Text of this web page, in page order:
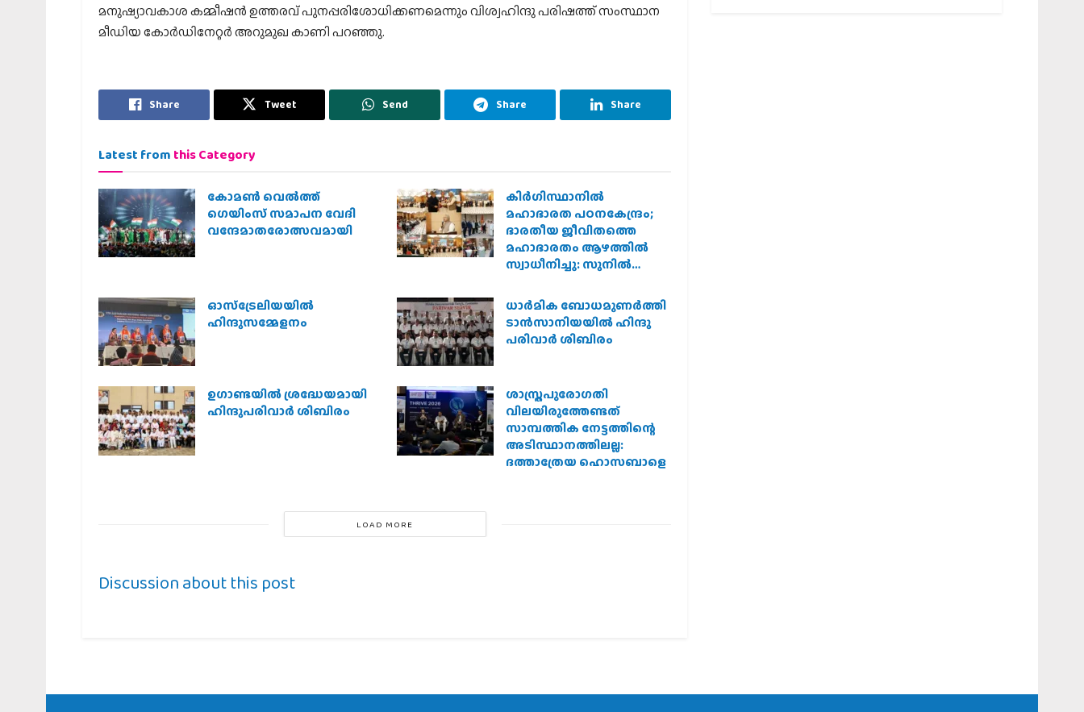
മനുഷ്യാവകാശ കമ്മീഷന്‍ ഉത്തരവ് പുനപ്പരിശോധിക്കണമെന്നും വിശ്വഹിന്ദു പരിഷത്ത് സംസ്ഥാന
മീഡിയ കോര്‍ഡിനേറ്റര്‍ അറുമുഖ കാണി പറഞ്ഞു.
Share Tweet Send Share Share
Latest from this Category
കോമൺ വെൽത്ത്
ഗെയിംസ് സമാപന വേദി
വന്ദേമാതരോത്സവമായി
കിര്‍ഗിസ്ഥാനില്‍
മഹാഭാരത പഠനകേന്ദ്രം;
ഭാരതീയ ജീവിതത്തെ
മഹാഭാരതം ആഴത്തില്‍
സ്വാധീനിച്ചു: സുനില്‍
ഓസ്‌ട്രേലിയയില്‍
ഹിന്ദുസമ്മേളനം
ധാര്‍മിക ബോധമുണര്‍ത്തി
ടാന്‍സാനിയയില്‍ ഹിന്ദു
പരിവാര്‍ ശിബിരം
ഉഗാണ്ടയില്‍ ശ്രദ്ധേയമായി
ഹിന്ദുപരിവാര്‍ ശിബിരം
ശാസ്ത്രപുരോഗതി
വിലയിരുത്തേണ്ടത്
സാമ്പത്തിക നേട്ടത്തിന്റെ
അടിസ്ഥാനത്തിലല്ല:
ദത്താത്രേയ ഹൊസബാളെ
LOAD MORE
Discussion about this post